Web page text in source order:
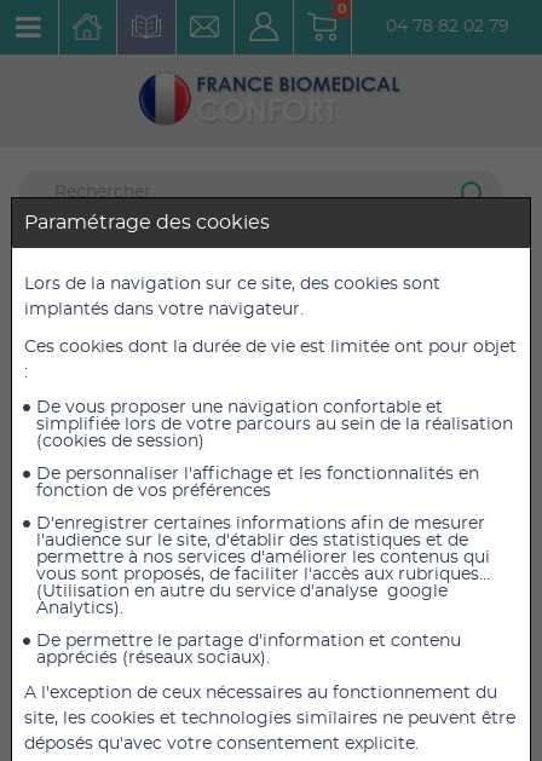
0
04 78 82 02 79
Thérapie Respiratoire 8 articles listés
Aérosol Nébulisateur Adulte
Réf. : AERONEBAD
AÉROSOL NÉBULISEUR ADULTE Nébulisateurs à
compresseur transportables grâce à leur faible
Paramétrage des cookies
Lors de la navigation sur ce site, des cookies sont
implantés dans votre navigateur.
Ces cookies dont la durée de vie est limitée ont pour objet
:
De vous proposer une navigation confortable et
simplifiée lors de votre parcours au sein de la réalisation
(cookies de session)
De personnaliser l'affichage et les fonctionnalités en
fonction de vos préférences
D'enregistrer certaines informations afin de mesurer
l'audience sur le site, d'établir des statistiques et de
permettre à nos services d'améliorer les contenus qui
vous sont proposés, de faciliter l'accès aux rubriques...
(Utilisation en autre du service d'analyse google
Analytics).
De permettre le partage d'information et contenu
appréciés (réseaux sociaux).
A l'exception de ceux nécessaires au fonctionnement du
site, les cookies et technologies similaires ne peuvent être
déposés qu'avec votre consentement explicite.